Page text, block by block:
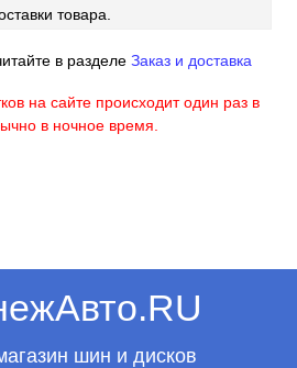
товара.
в разделе Заказ и доставка
на сайте происходит один раз в
в ночное время.
шин и дисков